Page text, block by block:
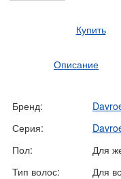
Купить
Описание
Бренд:
Серия:
Пол:
Для
Тип волос:
Для